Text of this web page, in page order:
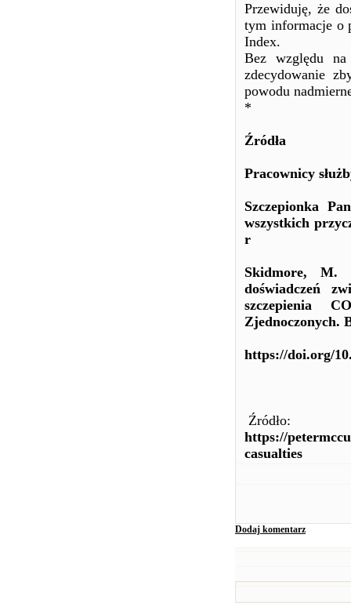
Przewiduję, że
tym informacje o
Index.
Bez względu
zdecydowanie
powodu
*
Źródła
Pracownicy
Szczepionka
wszystkich
r
Skidmore, M.
doświadczeń
szczepienia
Zjednoczonych.
https://doi.org/
Źródło:
https://
casualties
Dodaj komentarz